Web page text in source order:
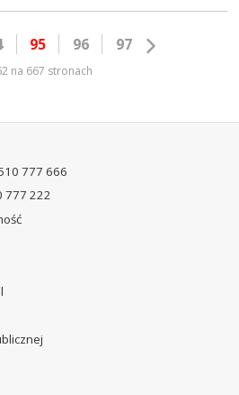
95 96 97
na 667 stronach
777 666
777 222